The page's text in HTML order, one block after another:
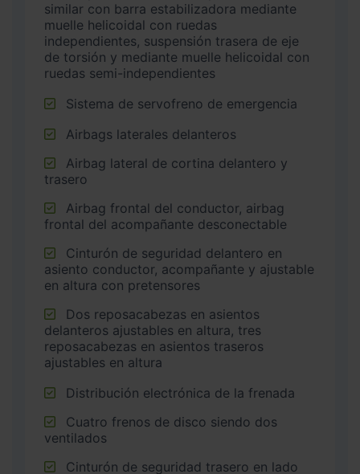
similar con barra estabilizadora mediante
muelle helicoidal con ruedas
independientes, suspensión trasera de eje
de torsión y mediante muelle helicoidal con
ruedas semi-independientes
Sistema de servofreno de emergencia
Airbags laterales delanteros
trasero
frontal del acompañante desconectable
asiento conductor, acompañante y ajustable
en altura con pretensores
delanteros ajustables en altura, tres
reposacabezas en asientos traseros
ajustables en altura
Distribución electrónica de la frenada
ventilados